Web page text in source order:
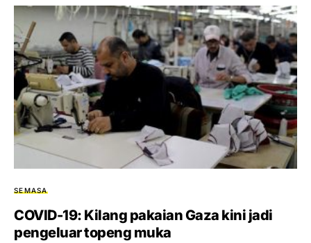
SEMASA
COVID-19: Kilang pakaian Gaza kini jadi
pengeluar topeng muka